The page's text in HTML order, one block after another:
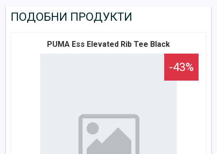
ПОДОБНИ ПРОДУКТИ
PUMA Ess Elevated Rib Tee Black
-43%